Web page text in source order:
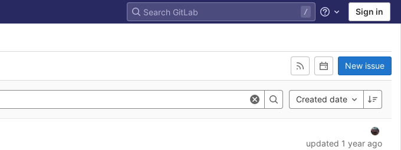
Help Sign in
New issue
Created date
updated 1 year ago